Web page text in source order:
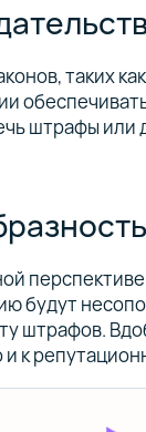
таких
штрафы или
будут
штрафов.
к